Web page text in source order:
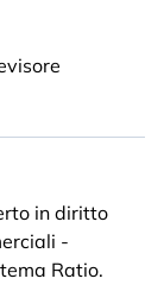
in diritto
-
Ratio.